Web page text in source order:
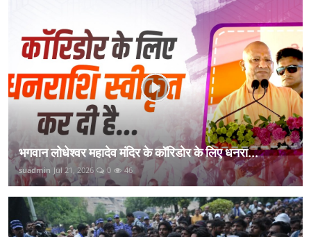
भगवान लोधेश्वर महादेव मंदिर के कॉरिडोर के लिए धनरा...
suadmin Jul 21, 2026 0 46